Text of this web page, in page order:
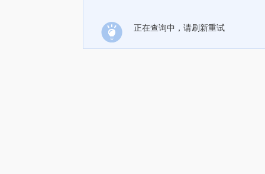
正在查询中，请刷新重试